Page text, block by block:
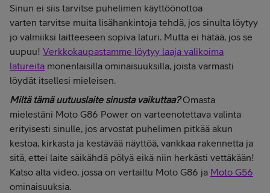
Sinun ei siis tarvitse puhelimen käyttöönottoa
varten tarvitse muita lisähankintoja tehdä, jos sinulta löytyy
jo valmiiksi laitteeseen sopiva laturi. Mutta ei hätää, jos se
uupuu! Verkkokaupastamme löytyy laaja valikoima
latureita monenlaisilla ominaisuuksilla, joista varmasti
löydät itsellesi mieleisen.
Miltä tämä uutuuslaite sinusta vaikuttaa?Omasta
mielestäni Moto G86 Power on varteenotettava valinta
erityisesti sinulle, jos arvostat puhelimen pitkää akun
kestoa, kirkasta ja kestävää näyttöä, vankkaa rakennetta ja
sitä, ettei laite säikähdä pölyä eikä niin herkästi vettäkään!
Katso alta video, jossa on vertailtu Moto G86 ja Moto G56
ominaisuuksia.